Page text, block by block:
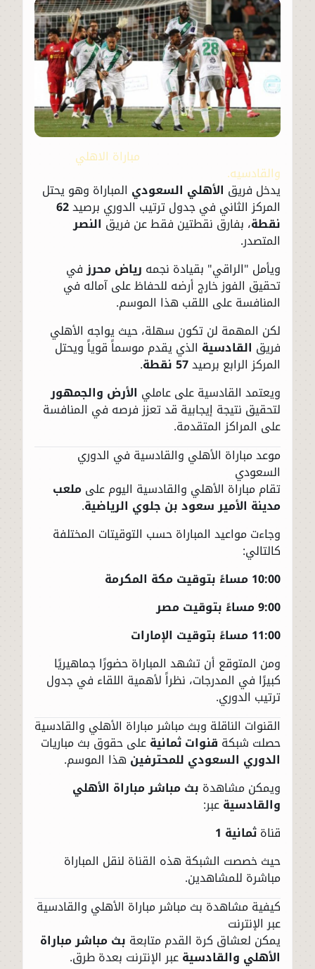
مباراة الاهلي
والقادسيه.
يدخل فريق الأهلي السعودي المباراة وهو يحتل
المركز الثاني في جدول ترتيب الدوري برصيد62
نقطة، بفارق نقطتين فقط عن فريق النصر
المتصدر.
ويأمل "الراقي" بقيادة نجمه رياض محرزفي
تحقيق الفوز خارج أرضه للحفاظ على آماله في
المنافسة على اللقب هذا الموسم.
لكن المهمة لن تكون سهلة، حيث يواجه الأهلي
فريق القادسية الذي يقدم موسماً قوياً ويحتل
المركز الرابع برصيد57 نقطة
.
ويعتمد القادسية على عاملي الأرض والجمهور
لتحقيق نتيجة إيجابية قد تعزز فرصه في المنافسة
على المراكز المتقدمة.
موعد مباراة الأهلي والقادسية في الدوري
السعودي
تقام مباراة الأهلي والقادسية اليوم علىملعب
مدينة الأمير سعود بن جلوي الرياضية.
وجاءت مواعيد المباراة حسب التوقيتات المختلفة
كالتالي:
10:00 مساءً بتوقيت مكة المكرمة
9:00 مساءً بتوقيت مصر
11:00 مساءً بتوقيت الإمارات
ومن المتوقع أن تشهد المباراة حضورًا جماهيريًا
كبيرًا في المدرجات، نظراً لأهمية اللقاء في جدول
ترتيب الدوري.
القنوات الناقلة وبث مباشر مباراة الأهلي والقادسية
حصلت شبكة قنوات ثمانيةعلى حقوق بث مباريات
الدوري السعودي للمحترفين هذا الموسم.
ويمكن مشاهدة بث مباشر مباراة الأهلي
والقادسيةعبر:
قناةثمانية 1
حيث خصصت الشبكة هذه القناة لنقل المباراة
مباشرة للمشاهدين.
كيفية مشاهدة بث مباشر مباراة الأهلي والقادسية
عبر الإنترنت
يمكن لعشاق كرة القدم متابعة بث مباشر مباراة
الأهلي والقادسيةعبر الإنترنت بعدة طرق.